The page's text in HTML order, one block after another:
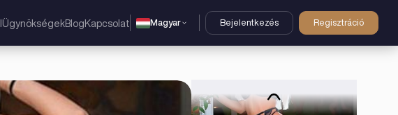
ÜgynökségekBlog Kapcsolat Magyar Bejelentkezés Regisztráció